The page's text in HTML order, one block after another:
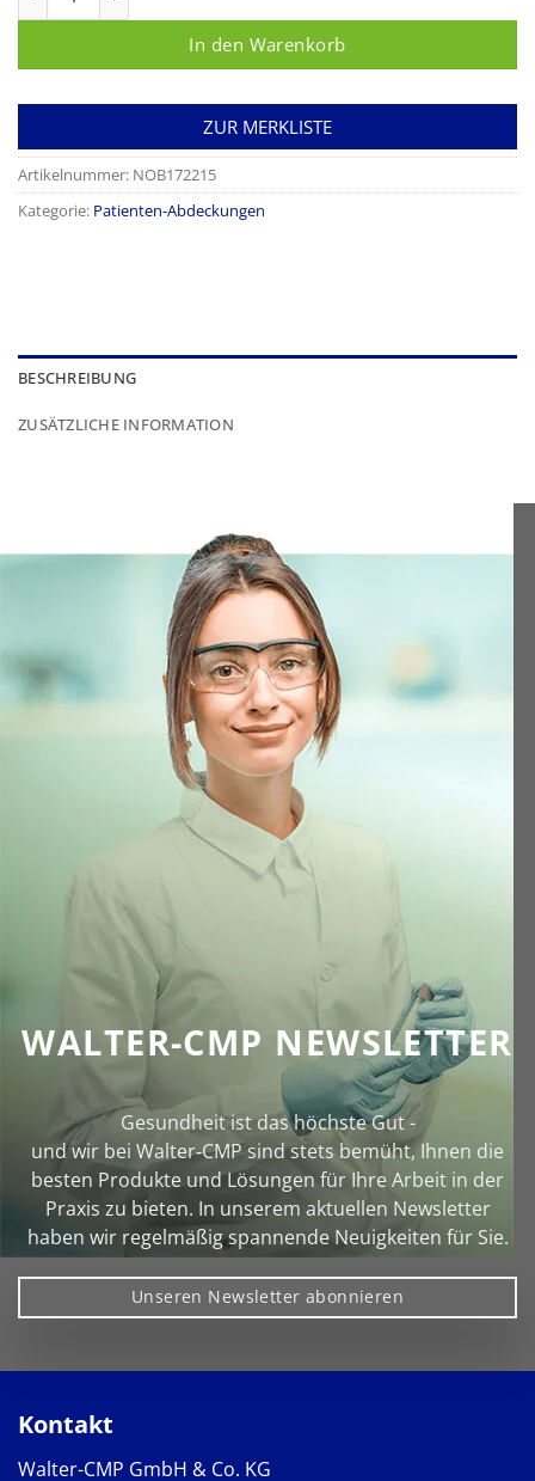
In den Warenkorb
ZUR MERKLISTE
Artikelnummer: NOB172215
Kategorie: Patienten-Abdeckungen
BESCHREIBUNG
ZUSÄTZLICHE INFORMATION
WALTER-CMP NEWSLETTER
Gesundheit ist das höchste Gut -
und wir bei Walter‑CMP sind stets bemüht, Ihnen die
besten Produkte und Lösungen für Ihre Arbeit in der
Praxis zu bieten. In unserem aktuellen Newsletter
haben wir regelmäßig spannende Neuigkeiten für Sie.
Unseren Newsletter abonnieren
Kontakt
Walter-CMP GmbH & Co. KG